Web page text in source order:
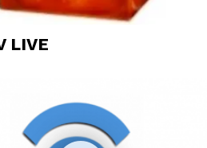
LIVE